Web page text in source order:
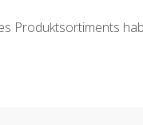
Produktsortiments